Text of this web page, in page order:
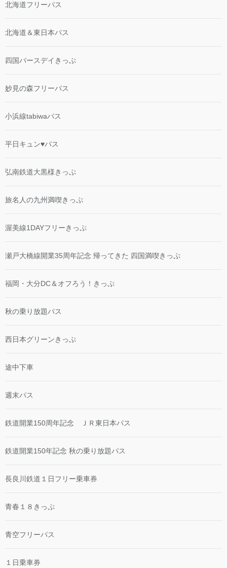
北海道フリーパス
北海道＆東日本パス
四国バースデイきっぷ
妙見の森フリーパス
小浜線tabiwaパス
平日キュン♥パス
弘南鉄道大黒様きっぷ
旅名人の九州満喫きっぷ
渥美線1DAYフリーきっぷ
瀬戸大橋線開業35周年記念 帰ってきた 四国満喫きっぷ
福岡・大分DC＆オフろう！きっぷ
秋の乗り放題パス
西日本グリーンきっぷ
途中下車
週末パス
鉄道開業150周年記念 ＪＲ東日本パス
鉄道開業150年記念 秋の乗り放題パス
長良川鉄道１日フリー乗車券
青春１８きっぷ
青空フリーパス
１日乗車券